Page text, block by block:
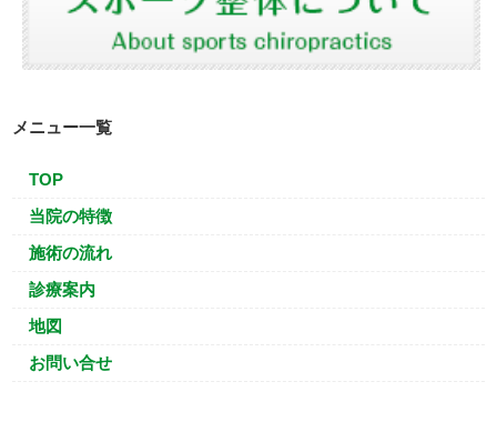
メニュー一覧
TOP
当院の特徴
施術の流れ
診療案内
地図
お問い合せ